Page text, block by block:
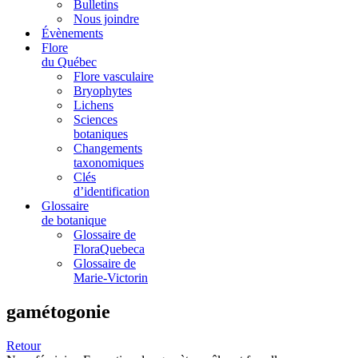
Bulletins
Nous joindre
Évènements
Flore
du Québec
Flore vasculaire
Bryophytes
Lichens
Sciences
botaniques
Changements
taxonomiques
Clés
d’identification
Glossaire
de botanique
Glossaire de
FloraQuebeca
Glossaire de
Marie-Victorin
gamétogonie
Retour